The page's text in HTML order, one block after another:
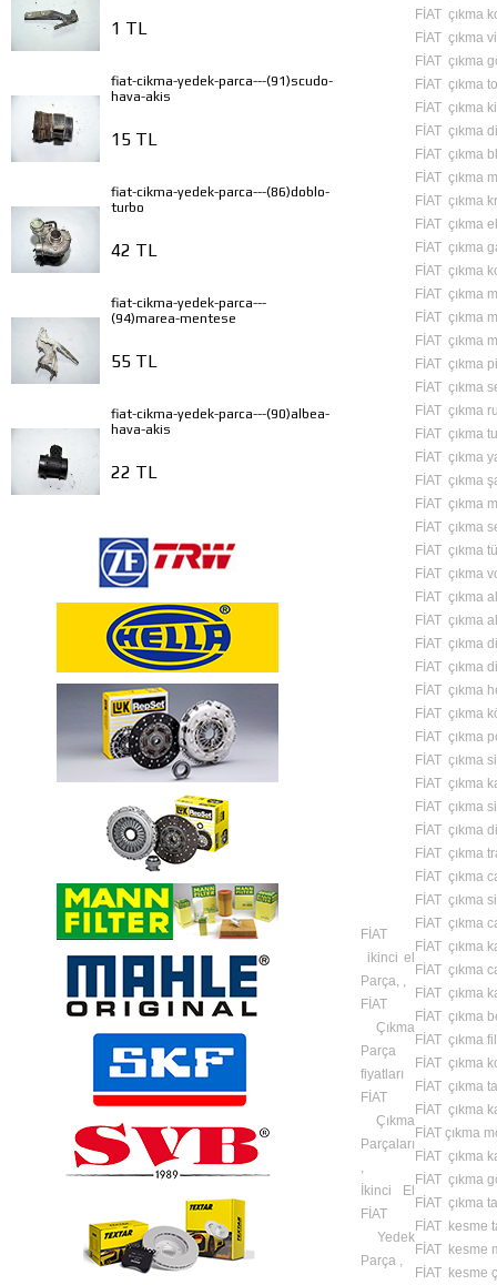
1 TL
fiat-cikma-yedek-parca---(91)scudo-
hava-akis
15 TL
fiat-cikma-yedek-parca---(86)doblo-
turbo
42 TL
fiat-cikma-yedek-parca---
(94)marea-mentese
55 TL
fiat-cikma-yedek-parca---(90)albea-
hava-akis
22 TL
FİAT
ikinci el
Parça, ,
FİAT
Çıkma
Parça
fiyatları
FİAT
Çıkma
Parçaları
,
İkinci El
FİAT
Yedek
Parça ,
FİAT çıkma
FİAT çıkma
FİAT çıkma
FİAT çıkma
FİAT çıkma
FİAT çıkma
FİAT çıkma
FİAT çıkma
FİAT çıkma
FİAT çıkma
FİAT çıkma
FİAT çıkma
FİAT çıkma
FİAT çıkma
FİAT çıkma
FİAT çıkma
FİAT çıkma
FİAT çıkma
FİAT çıkma
FİAT çıkma
FİAT çıkma
FİAT çıkma
FİAT çıkma
FİAT çıkma
FİAT çıkma
FİAT çıkma
FİAT çıkma
FİAT çıkma
FİAT çıkma
FİAT çıkma
FİAT çıkma
FİAT çıkma
FİAT çıkma
FİAT çıkma
FİAT çıkma
FİAT çıkma
FİAT çıkma
FİAT çıkma
FİAT çıkma
FİAT çıkma
FİAT çıkma
FİAT çıkma
FİAT çıkma
FİAT çıkma
FİAT çıkma
FİAT çıkma
FİAT çıkma
FİAT çıkma
FİAT çıkma
FİAT çıkma
FİAT çıkma
FİAT çıkma
FİAT kesme
FİAT kesme
FİAT kesme